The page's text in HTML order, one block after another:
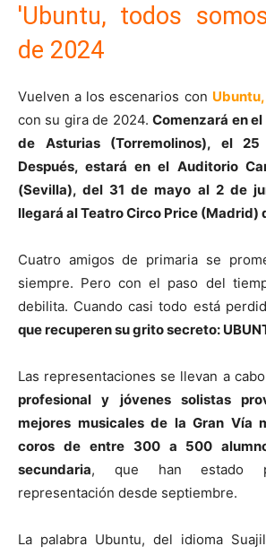
'Ubuntu, todos
de 2024
Vuelven a los escenarios con
con su gira de 2024.Comenzará en
de Asturias (Torremolinos), el
Después, estará en el Auditorio
(Sevilla), del 31 de mayo al 2 de
llegará al Teatro Circo Price (Madrid)
Cuatro amigos de primaria se
siempre. Pero con el paso del
debilita. Cuando casi todo está
que recuperen su grito secreto:
Las representaciones se llevan a
profesional y jóvenes solistas
mejores musicales de la Gran Vía
coros de entre 300 a 500
secundaria, que han estado
representación desde septiembre.
La palabra Ubuntu, del idioma